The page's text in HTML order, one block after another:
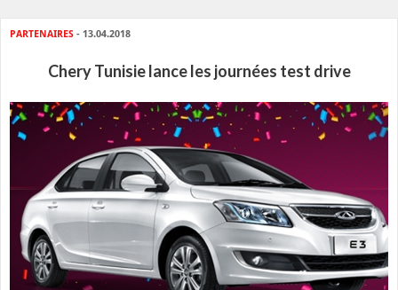
PARTENAIRES - 13.04.2018
Chery Tunisie lance les journées test drive